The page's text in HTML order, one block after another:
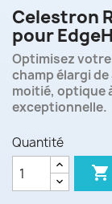
Celestron
pour
Optimisez votre
champ élargi
moitié, optique
exceptionnelle.
Quantité
